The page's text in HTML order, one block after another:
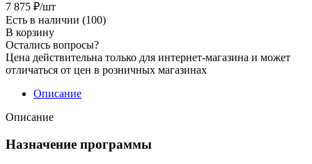
7 875 ₽/шт
Есть в наличии (100)
В корзину
Остались вопросы?
Цена действительна только для интернет-магазина и может
отличаться от цен в розничных магазинах
Описание
Описание
Назначение программы